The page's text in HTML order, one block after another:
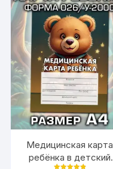
Медицинская карта
ребёнка в детский